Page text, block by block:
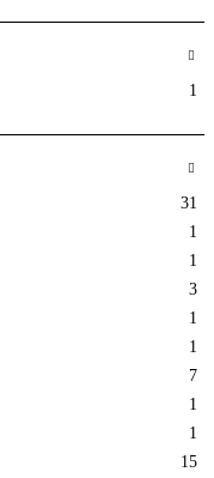
1
31
1
1
3
1
1
7
1
1
15